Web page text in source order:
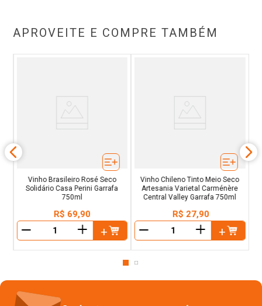
APROVEITE E COMPRE TAMBÉM
Vinho Brasileiro Rosé Seco
Solidário Casa Perini Garrafa
750ml
R$ 69,90
＋
Vinho Chileno Tinto Meio Seco
Artesania Varietal Carménère
Central Valley Garrafa 750ml
R$ 27,90
＋